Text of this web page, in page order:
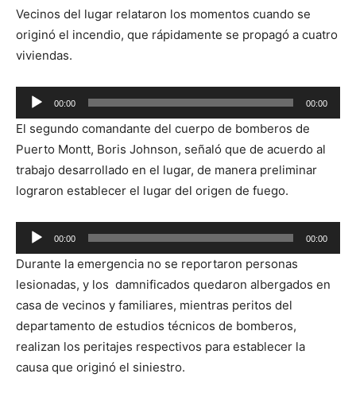
Vecinos del lugar relataron los momentos cuando se
originó el incendio, que rápidamente se propagó a cuatro
viviendas.
Reproductor
de
audio
00:00 00:00
El segundo comandante del cuerpo de bomberos de
Puerto Montt, Boris Johnson, señaló que de acuerdo al
trabajo desarrollado en el lugar, de manera preliminar
lograron establecer el lugar del origen de fuego.
Reproductor
de
audio
00:00 00:00
Durante la emergencia no se reportaron personas
lesionadas, y los damnificados quedaron albergados en
casa de vecinos y familiares, mientras peritos del
departamento de estudios técnicos de bomberos,
realizan los peritajes respectivos para establecer la
causa que originó el siniestro.